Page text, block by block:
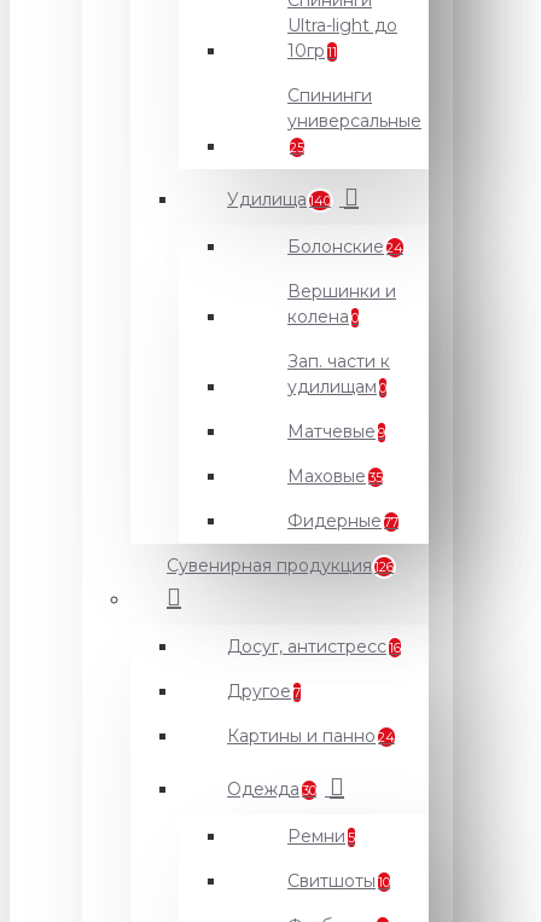
Ultra-light до
10гр 11
Спининги
универсальные
25
Удилища 140
Болонские 24
Вершинки и
колена 0
Зап. части к
удилищам 0
Матчевые 9
Маховые 35
Фидерные 77
Сувенирная продукция 126
Досуг, антистресс16
Другое 7
Картины и панно 24
Одежда 30
Ремни 5
Свитшоты 10